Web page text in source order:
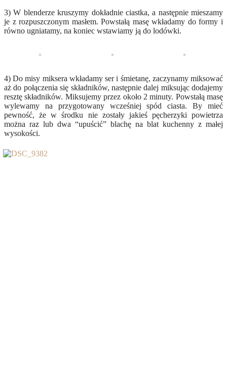
3) W blenderze kruszymy dokładnie ciastka, a następnie mieszamy
je z rozpuszczonym masłem. Powstałą masę wkładamy do formy i
równo ugniatamy, na koniec wstawiamy ją do lodówki.
4) Do misy miksera wkładamy ser i śmietanę, zaczynamy miksować
aż do połączenia się składników, następnie dalej miksując dodajemy
resztę składników. Miksujemy przez około 2 minuty. Powstałą masę
wylewamy na przygotowany wcześniej spód ciasta. By mieć
pewność, że w środku nie zostały jakieś pęcherzyki powietrza
można raz lub dwa “upuścić” blachę na blat kuchenny z małej
wysokości.